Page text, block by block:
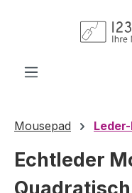
Mousepad
Echtleder